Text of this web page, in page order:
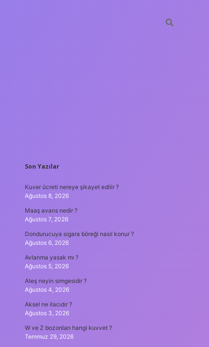
SIDEBAR
Son Yazılar
Kuver ücreti nereye şikayet edilir ?
Ağustos 8, 2026
Maaş avans nedir ?
Ağustos 7, 2026
Dondurucuya sigara böreği nasıl konur ?
Ağustos 6, 2026
Avlanma yasak mı ?
Ağustos 5, 2026
Ateş neyin simgesidir ?
Ağustos 4, 2026
Aksel ne ilacıdır ?
Ağustos 3, 2026
W ve Z bozonları hangi kuvvet ?
Temmuz 29, 2026